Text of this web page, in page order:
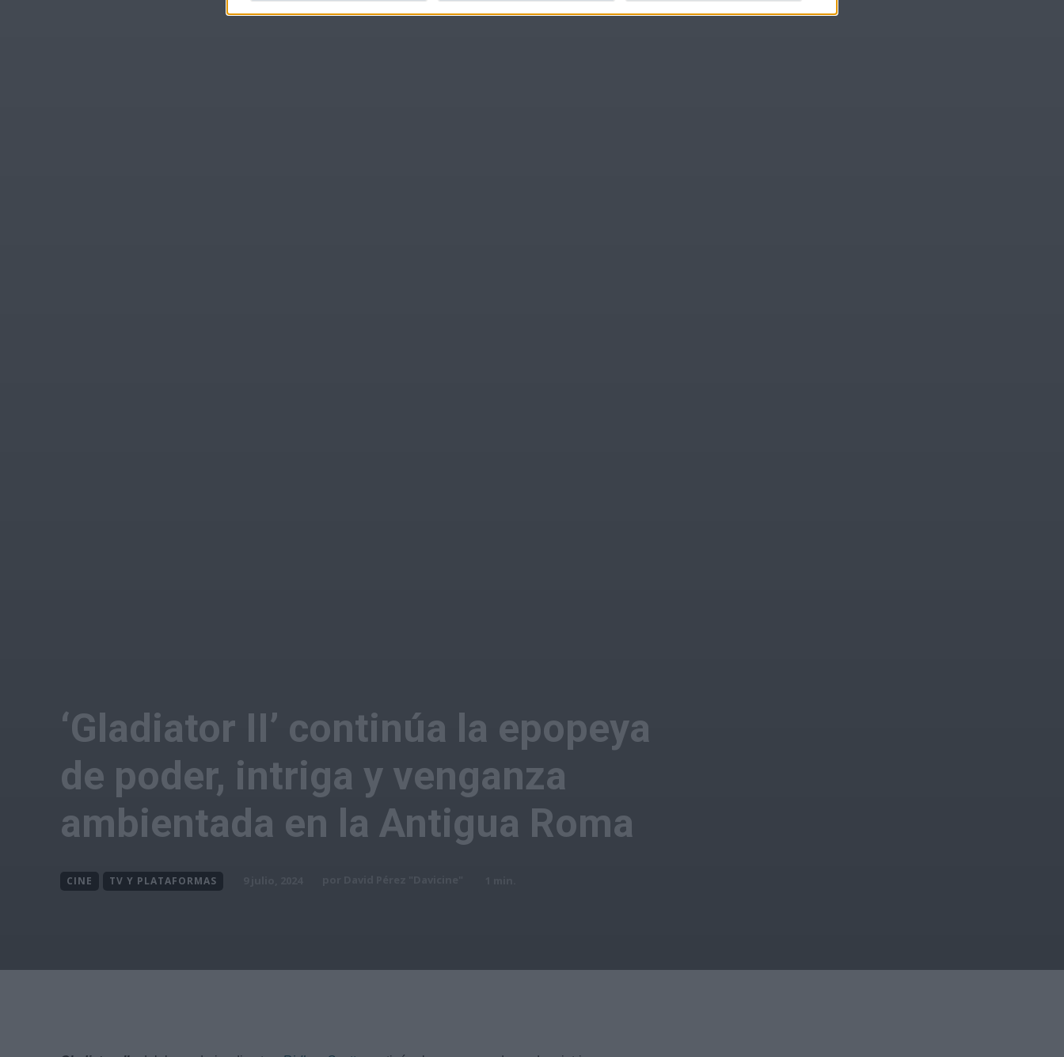
‘Gladiator II’ continúa la epopeya
de poder, intriga y venganza
ambientada en la Antigua Roma
CINE TV Y PLATAFORMAS